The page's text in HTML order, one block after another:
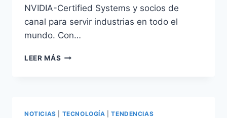
NVIDIA-Certified Systems y socios de
canal para servir industrias en todo el
mundo. Con…
LEER MÁS NVIDIA
NOTICIAS TECNOLOGÍA |TENDENCIAS